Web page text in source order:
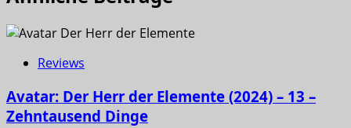
Reviews
Avatar: Der Herr der Elemente (2024) – 13 –
Zehntausend Dinge